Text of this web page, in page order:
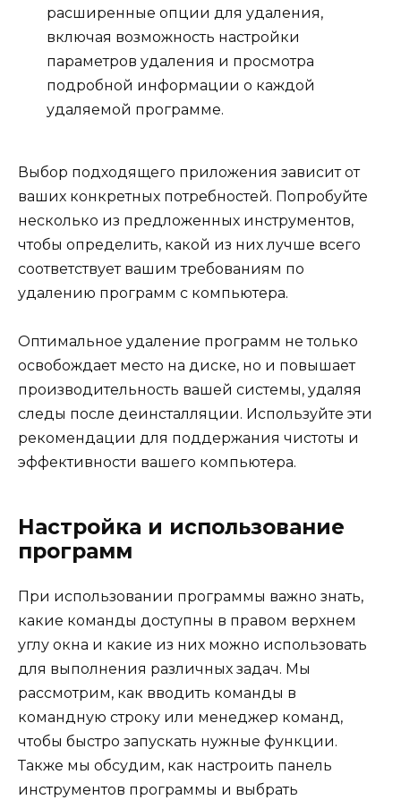
расширенные опции для удаления,
включая возможность настройки
параметров удаления и просмотра
подробной информации о каждой
удаляемой программе.
Выбор подходящего приложения зависит от
ваших конкретных потребностей. Попробуйте
несколько из предложенных инструментов,
чтобы определить, какой из них лучше всего
соответствует вашим требованиям по
удалению программ с компьютера.
Оптимальное удаление программ не только
освобождает место на диске, но и повышает
производительность вашей системы, удаляя
следы после деинсталляции. Используйте эти
рекомендации для поддержания чистоты и
эффективности вашего компьютера.
Настройка и использование
программ
При использовании программы важно знать,
какие команды доступны в правом верхнем
углу окна и какие из них можно использовать
для выполнения различных задач. Мы
рассмотрим, как вводить команды в
командную строку или менеджер команд,
чтобы быстро запускать нужные функции.
Также мы обсудим, как настроить панель
инструментов программы и выбрать